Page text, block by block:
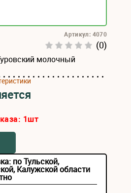
(0)
Артикул: 4070
молочный
1шт
по Тульской,
Калужской области